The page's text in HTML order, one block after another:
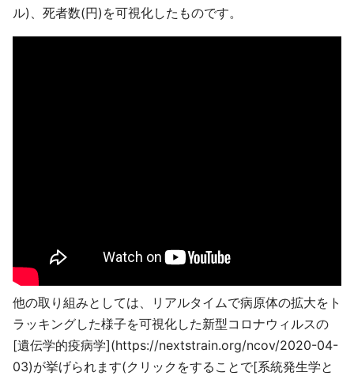
ル)、死者数(円)を可視化したものです。
他の取り組みとしては、リアルタイムで病原体の拡大をト
ラッキングした様子を可視化した新型コロナウィルスの
[遺伝学的疫病学](https://nextstrain.org/ncov/2020-04-
03)が挙げられます(クリックをすることで[系統発生学と